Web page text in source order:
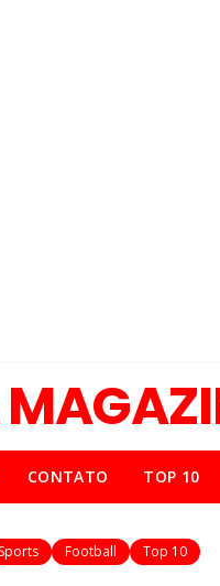
CONTATO TOP 10
Sports Football Top 10